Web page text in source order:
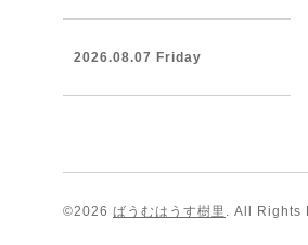
2026.08.07 Friday
©2026 ばうむはうす樹里 . All Rights